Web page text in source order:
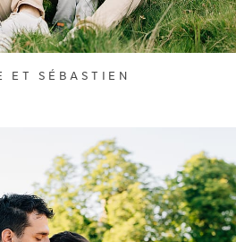
ET SÉBASTIEN